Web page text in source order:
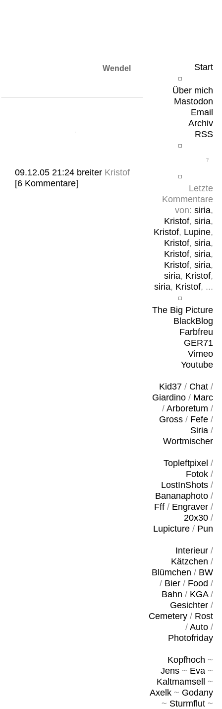
Start
Über mich
Mastodon
Email
Archiv
RSS
Letzte
Kommentare
von: siria,
Kristof, siria,
Kristof, Lupine,
Kristof, siria,
Kristof, siria,
Kristof, siria,
siria, Kristof,
siria, Kristof, ...
The Big Picture
BlackBlog
Farbfreu
GER71
Vimeo
Youtube
Kid37/ Chat/
Giardino/ Marc
/ Arboretum /
Gross/ Fefe/
Siria/
Wortmischer
Topleftpixel /
Fotok/
LostInShots/
Bananaphoto/
Fff/ Engraver/
20x30/
Lupicture/ Pun
Interieur/
Kätzchen /
Blümchen / BW
/ Bier/ Food /
Bahn / KGA/
Gesichter/
Cemetery/ Rost
/ Auto/
Photofriday
Kopfhoch ~
Jens~ Eva~
Kaltmamsell
~
Axelk~ Godany
~ Sturmflut~
Wendel
09.12.05 21:24 breiter Kristof
[6 Kommentare]